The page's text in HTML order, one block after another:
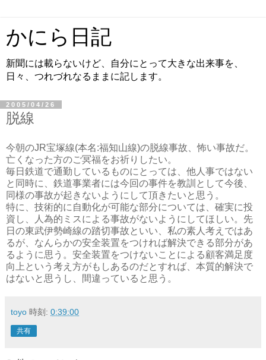
かにら日記
新聞には載らないけど、自分にとって大きな出来事を、
日々、つれづれなるままに記します。
2005/04/26
脱線
今朝のJR宝塚線(本名:福知山線)の脱線事故、怖い事故だ。
亡くなった方のご冥福をお祈りしたい。
毎日鉄道で通勤しているものにとっては、他人事ではない
と同時に、鉄道事業者には今回の事件を教訓として今後、
同様の事故が起きないようにして頂きたいと思う。
特に、技術的に自動化が可能な部分については、確実に投
資し、人為的ミスによる事故がないようにしてほしい。先
日の東武伊勢崎線の踏切事故といい、私の素人考えではあ
るが、なんらかの安全装置をつければ解決できる部分があ
るように思う。安全装置をつけないことによる顧客満足度
向上という考え方がもしあるのだとすれば、本質的解決で
はないと思うし、間違っていると思う。
toyo 時刻: 0:39:00
共有